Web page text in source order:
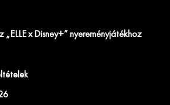
„ELLE x Disney+” nyereményjátékhoz